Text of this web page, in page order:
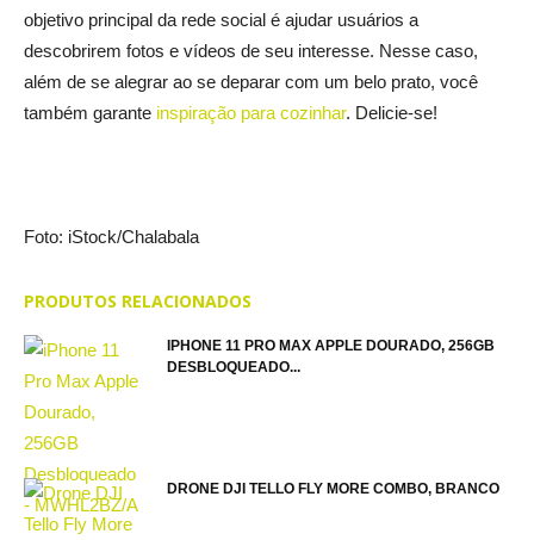
objetivo principal da rede social é ajudar usuários a
descobrirem fotos e vídeos de seu interesse. Nesse caso,
além de se alegrar ao se deparar com um belo prato, você
também garante inspiração para cozinhar. Delicie-se!
Foto: iStock/Chalabala
PRODUTOS RELACIONADOS
IPHONE 11 PRO MAX APPLE DOURADO, 256GB
DESBLOQUEADO...
DRONE DJI TELLO FLY MORE COMBO, BRANCO